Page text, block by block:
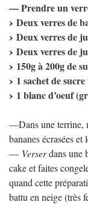
— Prendre un
Deux verres de
Deux verres de
Deux verres de
150g à 200g de
1 sachet de
1 blanc d’oeuf
—Dans une terrine,
bananes écrasées et
— Verserdans une
cake et faites
quand cette
battu en neige (très